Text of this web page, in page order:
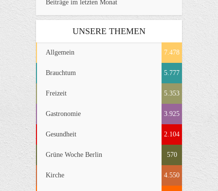
Beiträge im letzten Monat
UNSERE THEMEN
Allgemein 7.478
Brauchtum 5.777
Freizeit 5.353
Gastronomie 3.925
Gesundheit 2.104
Grüne Woche Berlin 570
Kirche 4.550